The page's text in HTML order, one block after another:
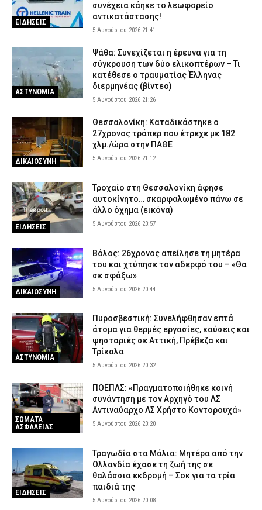
ΕΙΔΗΣΕΙΣ
συνέχεια κάηκε το λεωφορείο
αντικατάστασης!
5 Αυγούστου 2026 21:41
ΑΣΤΥΝΟΜΙΑ
Ψάθα: Συνεχίζεται η έρευνα για τη
σύγκρουση των δύο ελικοπτέρων – Τι
κατέθεσε ο τραυματίας Έλληνας
διερμηνέας (βίντεο)
5 Αυγούστου 2026 21:26
ΔΙΚΑΙΟΣΥΝΗ
Θεσσαλονίκη: Καταδικάστηκε ο
27χρονος τράπερ που έτρεχε με 182
χλμ./ώρα στην ΠΑΘΕ
5 Αυγούστου 2026 21:12
ΕΙΔΗΣΕΙΣ
Τροχαίο στη Θεσσαλονίκη άφησε
αυτοκίνητο… σκαρφαλωμένο πάνω σε
άλλο όχημα (εικόνα)
5 Αυγούστου 2026 20:57
ΔΙΚΑΙΟΣΥΝΗ
Βόλος: 26χρονος απείλησε τη μητέρα
του και χτύπησε τον αδερφό του – «Θα
σε σφάξω»
5 Αυγούστου 2026 20:44
ΑΣΤΥΝΟΜΙΑ
Πυροσβεστική: Συνελήφθησαν επτά
άτομα για θερμές εργασίες, καύσεις και
ψησταριές σε Αττική, Πρέβεζα και
Τρίκαλα
5 Αυγούστου 2026 20:32
ΣΩΜΑΤΑ
ΑΣΦΑΛΕΙΑΣ
ΠΟΕΠΛΣ: «Πραγματοποιήθηκε κοινή
συνάντηση με τον Αρχηγό του ΛΣ
Αντιναύαρχο ΛΣ Χρήστο Κοντορουχά»
5 Αυγούστου 2026 20:20
ΕΙΔΗΣΕΙΣ
Τραγωδία στα Μάλια: Μητέρα από την
Ολλανδία έχασε τη ζωή της σε
θαλάσσια εκδρομή – Σοκ για τα τρία
παιδιά της
5 Αυγούστου 2026 20:08